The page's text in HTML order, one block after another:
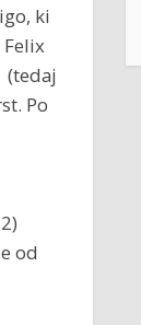
ki
(tedaj
Po
od